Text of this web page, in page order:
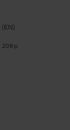
(EN)
208